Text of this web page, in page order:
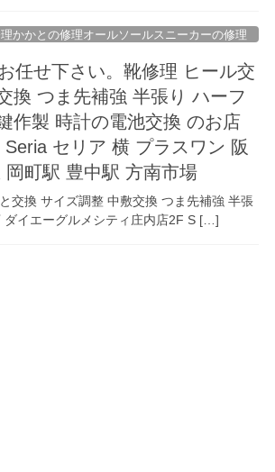
かかとの修理オールソールスニーカーの修理
任せ下さい。靴修理 ヒール交
換 つま先補強 半張り ハーフ
作製 時計の電池交換 のお店
セリア 横 プラスワン 阪
町駅 豊中駅 方南市場
交換 サイズ調整 中敷交換 つま先補強 半張
ダイエーグルメシティ庄内店2F S […]